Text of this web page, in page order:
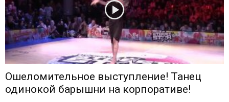
Ошеломительное выступление! Танец
одинокой барышни на корпоративе!